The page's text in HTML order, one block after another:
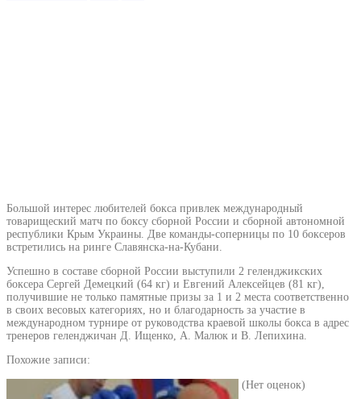
Большой интерес любителей бокса привлек международный
товарищеский матч по боксу сборной России и сборной автономной
республики Крым Украины. Две команды-соперницы по 10 боксеров
встретились на ринге Славянска-на-Кубани.
Успешно в составе сборной России выступили 2 геленджикских
боксера Сергей Демецкий (64 кг) и Евгений Алексейцев (81 кг),
получившие не только памятные призы за 1 и 2 места соответственно
в своих весовых категориях, но и благодарность за участие в
международном турнире от руководства краевой школы бокса в адрес
тренеров геленджичан Д. Ищенко, А. Малюк и В. Лепихина.
Похожие записи:
(Нет оценок)